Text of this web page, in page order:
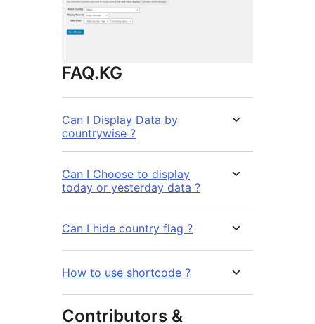
FAQ.KG
Can I Display Data by
countrywise ?
Can I Choose to display
today or yesterday data ?
Can I hide country flag ?
How to use shortcode ?
Contributors &